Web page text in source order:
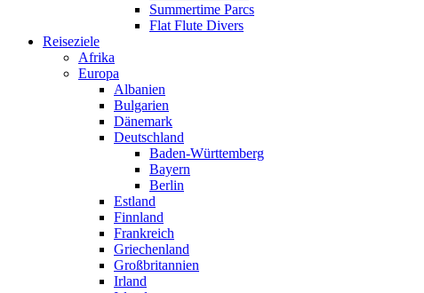
Summertime Parcs
Flat Flute Divers
Reiseziele
Afrika
Europa
Albanien
Bulgarien
Dänemark
Deutschland
Baden-Württemberg
Bayern
Berlin
Estland
Finnland
Frankreich
Griechenland
Großbritannien
Irland